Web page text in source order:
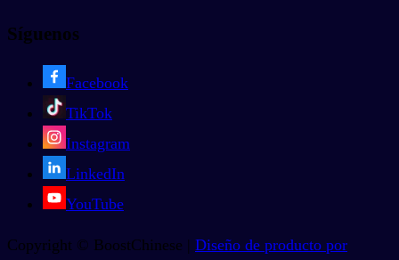
Síguenos
Facebook
TikTok
Instagram
LinkedIn
YouTube
Copyright © BoostChinese | Diseño de producto por